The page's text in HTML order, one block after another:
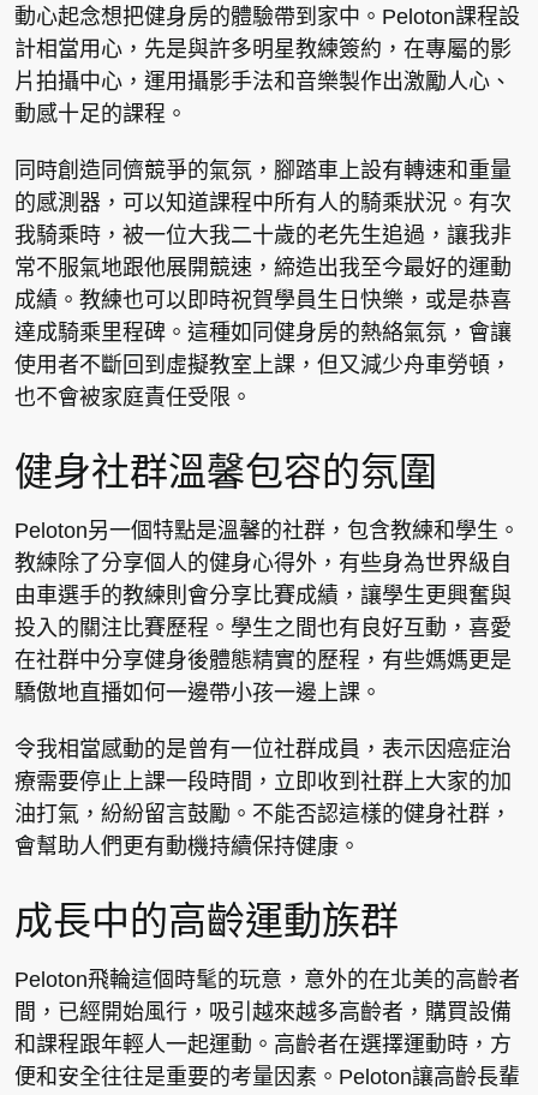
動心起念想把健身房的體驗帶到家中。Peloton課程設
計相當用心，先是與許多明星教練簽約，在專屬的影
片拍攝中心，運用攝影手法和音樂製作出激勵人心、
動感十足的課程。
同時創造同儕競爭的氣氛，腳踏車上設有轉速和重量
的感測器，可以知道課程中所有人的騎乘狀況。有次
我騎乘時，被一位大我二十歲的老先生追過，讓我非
常不服氣地跟他展開競速，締造出我至今最好的運動
成績。教練也可以即時祝賀學員生日快樂，或是恭喜
達成騎乘里程碑。這種如同健身房的熱絡氣氛，會讓
使用者不斷回到虛擬教室上課，但又減少舟車勞頓，
也不會被家庭責任受限。
健身社群溫馨包容的氛圍
Peloton另一個特點是溫馨的社群，包含教練和學生。
教練除了分享個人的健身心得外，有些身為世界級自
由車選手的教練則會分享比賽成績，讓學生更興奮與
投入的關注比賽歷程。學生之間也有良好互動，喜愛
在社群中分享健身後體態精實的歷程，有些媽媽更是
驕傲地直播如何一邊帶小孩一邊上課。
令我相當感動的是曾有一位社群成員，表示因癌症治
療需要停止上課一段時間，立即收到社群上大家的加
油打氣，紛紛留言鼓勵。不能否認這樣的健身社群，
會幫助人們更有動機持續保持健康。
成長中的高齡運動族群
Peloton飛輪這個時髦的玩意，意外的在北美的高齡者
間，已經開始風行，吸引越來越多高齡者，購買設備
和課程跟年輕人一起運動。高齡者在選擇運動時，方
便和安全往往是重要的考量因素。Peloton讓高齡長輩